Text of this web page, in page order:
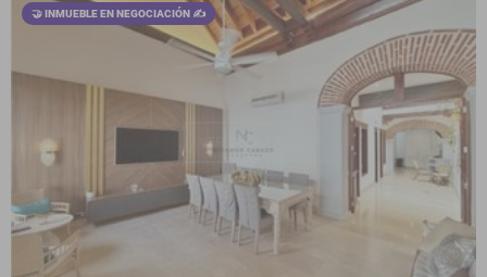
🤝 INMUEBLE EN NEGOCIACIÓN ✍
VER DETALLES